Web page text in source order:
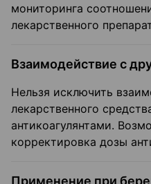
мониторинга
лекарственного
Взаимодействие с
Нельзя исключить
лекарственного
антикоагулянтами.
корректировка дозы